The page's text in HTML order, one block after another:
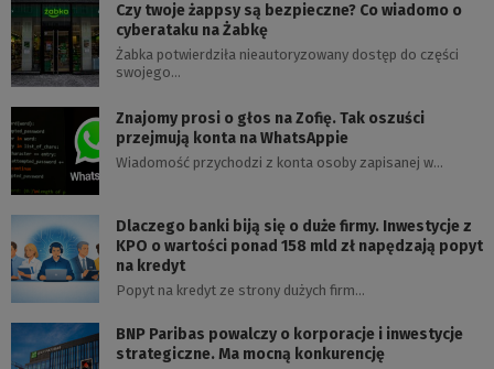
Czy twoje żappsy są bezpieczne? Co wiadomo o
cyberataku na Żabkę
Żabka potwierdziła nieautoryzowany dostęp do części
swojego…
Znajomy prosi o głos na Zofię. Tak oszuści
przejmują konta na WhatsAppie
Wiadomość przychodzi z konta osoby zapisanej w…
Dlaczego banki biją się o duże firmy. Inwestycje z
KPO o wartości ponad 158 mld zł napędzają popyt
na kredyt
Popyt na kredyt ze strony dużych firm…
BNP Paribas powalczy o korporacje i inwestycje
strategiczne. Ma mocną konkurencję